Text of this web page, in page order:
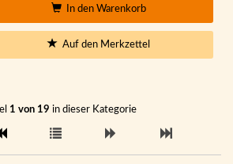
In den Warenkorb
Auf den Merkzettel
1 von 19 in dieser Kategorie